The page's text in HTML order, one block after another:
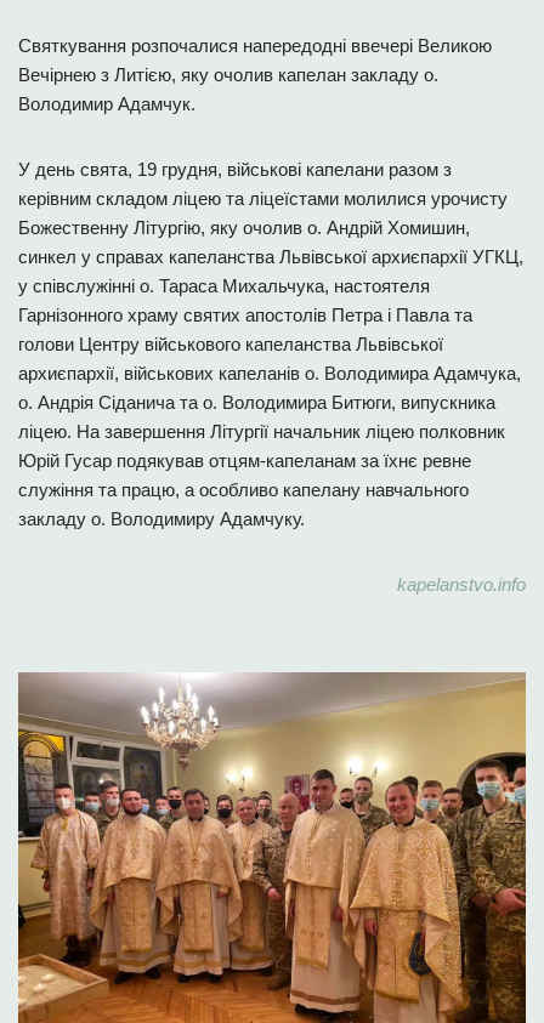
Святкування розпочалися напередодні ввечері Великою
Вечірнею з Литією, яку очолив капелан закладу о.
Володимир Адамчук.
У день свята, 19 грудня, військові капелани разом з
керівним складом ліцею та ліцеїстами молилися урочисту
Божественну Літургію, яку очолив о. Андрій Хомишин,
синкел у справах капеланства Львівської архиєпархії УГКЦ,
у співслужінні о. Тараса Михальчука, настоятеля
Гарнізонного храму святих апостолів Петра і Павла та
голови Центру військового капеланства Львівської
архиєпархії, військових капеланів о. Володимира Адамчука,
о. Андрія Сіданича та о. Володимира Битюги, випускника
ліцею. На завершення Літургії начальник ліцею полковник
Юрій Гусар подякував отцям-капеланам за їхнє ревне
служіння та працю, а особливо капелану навчального
закладу о. Володимиру Адамчуку.
kapelanstvo.info